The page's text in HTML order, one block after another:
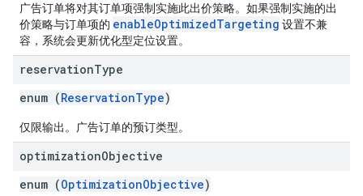
广告订单将对其订单项强制实施此出价策略。如果强制实施的出
价策略与订单项的 enableOptimizedTargeting 设置不兼
容，系统会更新优化型定位设置。
reservationType
enum (ReservationType)
仅限输出。广告订单的预订类型。
optimizationObjective
enum (OptimizationObjective)